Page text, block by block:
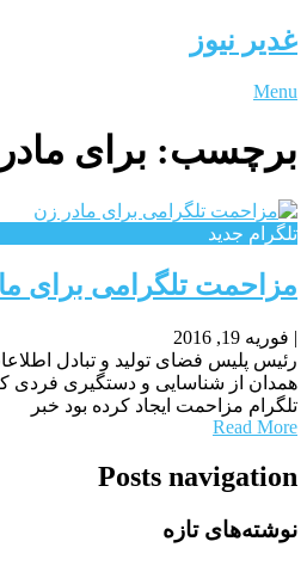
غدیر نیوز
Menu
برچسب: برای مادر
تلگرام جدید
مزاحمت تلگرامی برای
| فوریه 19, 2016
رئیس پلیس فضای تولید و تبادل
همدان از شناسایی و دستگیری فردی
تلگرام مزاحمت ایجاد کرده بود خبر
Read More
Posts navigation
نوشته‌های تازه